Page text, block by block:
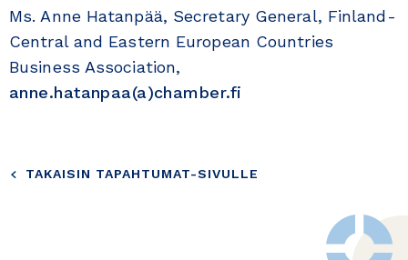
Ms. Anne Hatanpää, Secretary General, Finland-
Central and Eastern European Countries
Business Association,
anne.hatanpaa(a)chamber.fi
TAKAISIN TAPAHTUMAT-SIVULLE